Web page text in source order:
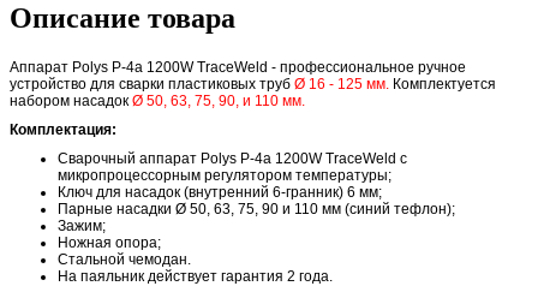
Описание товара
Аппарат Polys P-4a 1200W TraceWeld - профессиональное ручное
устройство для сварки пластиковых труб Ø 16 - 125 мм. Комплектуется
набором насадок Ø 50, 63, 75, 90, и 110 мм.
Комплектация:
Сварочный аппарат Polys P-4a 1200W TraceWeld с
микропроцессорным регулятором температуры;
Ключ для насадок (внутренний 6-гранник) 6 мм;
Парные насадки Ø 50, 63, 75, 90 и 110 мм (синий тефлон);
Зажим;
Ножная опора;
Стальной чемодан.
На паяльник действует гарантия 2 года.